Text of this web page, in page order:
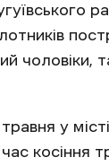
чоловіки,
у
косіння